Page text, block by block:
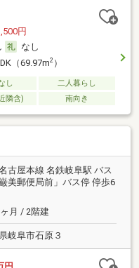
円
なし
（69.97m2）
し
二人暮らし
隣含) 南向き
古屋本線 名鉄岐阜駅 バス
美郵便局前」バス停 停歩6
月 / 2階建
岐阜市石原３